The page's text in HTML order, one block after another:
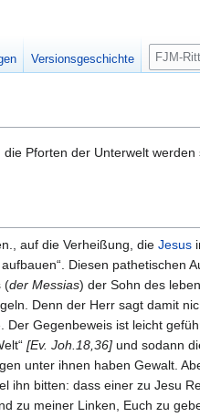
die Pforten der Unterwelt
auf die Verheißung, die Jesus
Diesen pathetischen
(der Messias) der Sohn des
Denn der Herr sagt damit
Gegenbeweis ist leicht
[Ev. Joh.18,36] und sodann
unter ihnen haben Gewalt.
ihn bitten: dass einer zu Jesu
zu meiner Linken, Euch zu
Versionsgeschichte
S
u
e